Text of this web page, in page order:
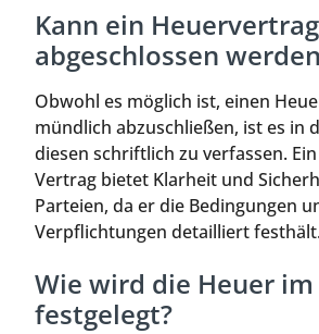
Kann ein
abgeschlossen
Obwohl es möglich ist, einen
mündlich abzuschließen, ist es in
diesen schriftlich zu verfassen.
Vertrag bietet Klarheit und
Parteien, da er die Bedingungen
Verpflichtungen detailliert festhält.
Wie wird die Heuer
festgelegt?